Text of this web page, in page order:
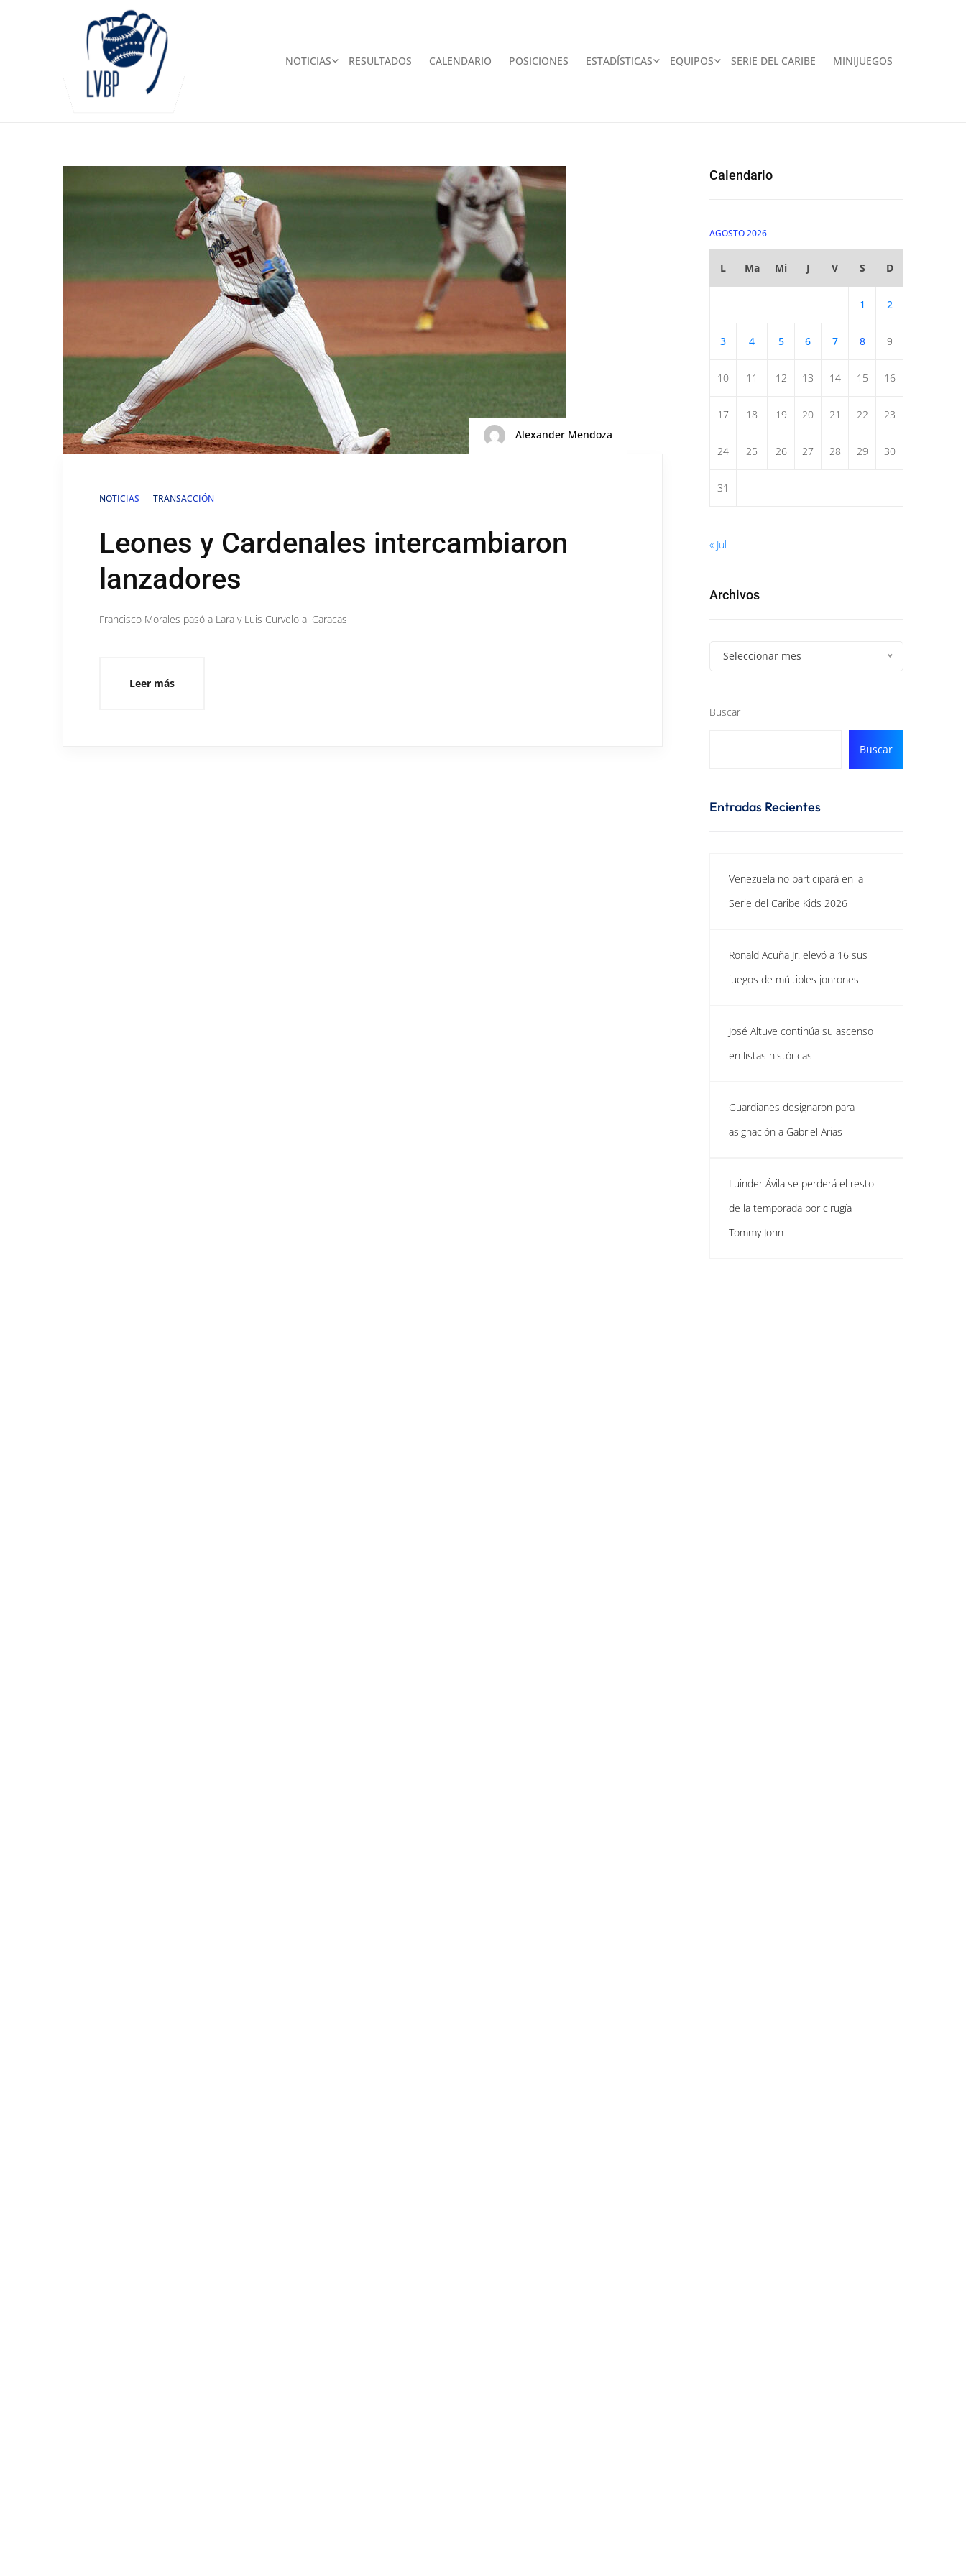
NOTICIAS RESULTADOS CALENDARIO POSICIONES ESTADÍSTICAS EQUIPOS SERIE DEL CARIBE MINIJUEGOS
Alexander Mendoza
NOTICIAS TRANSACCIÓN
Leones y Cardenales intercambiaron
lanzadores
Francisco Morales pasó a Lara y Luis Curvelo al Caracas
Leer más
Calendario
AGOSTO 2026
L Ma Mi J V S D
1 2
3 4 5 6 7 8 9
10 11 12 13 14 15 16
17 18 19 20 21 22 23
24 25 26 27 28 29 30
31
« Jul
Archivos
Seleccionar mes
Buscar
Buscar
Entradas Recientes
Venezuela no participará en la
Serie del Caribe Kids 2026
Ronald Acuña Jr. elevó a 16 sus
juegos de múltiples jonrones
José Altuve continúa su ascenso
en listas históricas
Guardianes designaron para
asignación a Gabriel Arias
Luinder Ávila se perderá el resto
de la temporada por cirugía
Tommy John